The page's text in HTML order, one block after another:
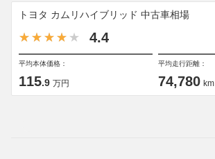
トヨタ カムリハイブリッド 中古車相場
4.4
平均本体価格：
115.9 万円
平均走行距離：
74,780 km